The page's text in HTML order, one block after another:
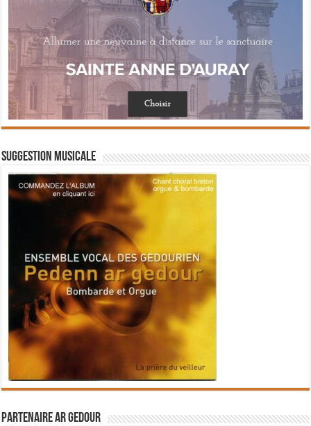
Suggestion musicale
Partenaire Ar Gedour